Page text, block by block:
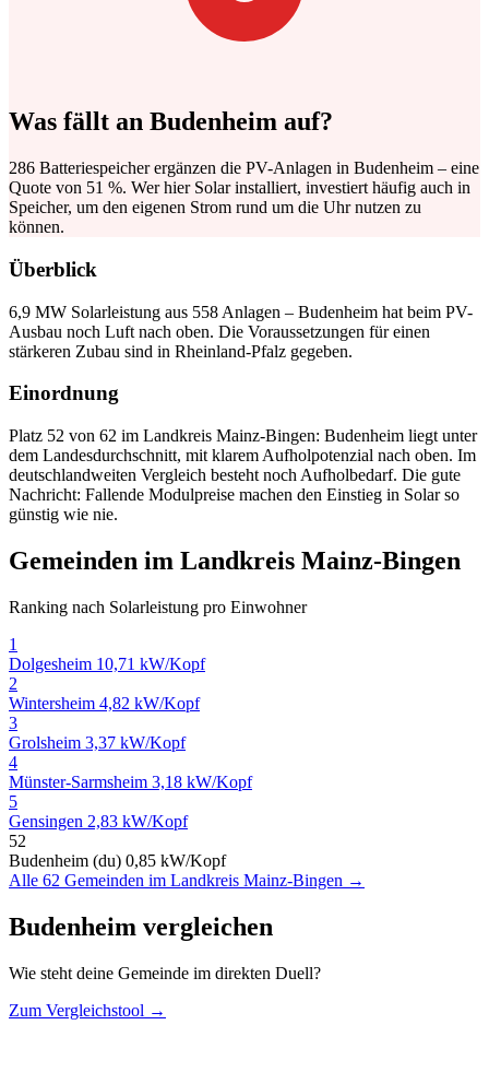
Was fällt an Budenheim auf?
286 Batteriespeicher ergänzen die PV-Anlagen in Budenheim – eine
Quote von 51 %. Wer hier Solar installiert, investiert häufig auch in
Speicher, um den eigenen Strom rund um die Uhr nutzen zu
können.
Überblick
6,9 MW Solarleistung aus 558 Anlagen – Budenheim hat beim PV-
Ausbau noch Luft nach oben. Die Voraussetzungen für einen
stärkeren Zubau sind in Rheinland-Pfalz gegeben.
Einordnung
Platz 52 von 62 im Landkreis Mainz-Bingen: Budenheim liegt unter
dem Landesdurchschnitt, mit klarem Aufholpotenzial nach oben. Im
deutschlandweiten Vergleich besteht noch Aufholbedarf. Die gute
Nachricht: Fallende Modulpreise machen den Einstieg in Solar so
günstig wie nie.
Gemeinden im Landkreis Mainz-Bingen
Ranking nach Solarleistung pro Einwohner
1
Dolgesheim 10,71 kW/Kopf
2
Wintersheim 4,82 kW/Kopf
3
Grolsheim 3,37 kW/Kopf
4
Münster-Sarmsheim 3,18 kW/Kopf
5
Gensingen 2,83 kW/Kopf
52
Budenheim (du) 0,85 kW/Kopf
Alle 62 Gemeinden im Landkreis Mainz-Bingen →
Budenheim vergleichen
Wie steht deine Gemeinde im direkten Duell?
Zum Vergleichstool →